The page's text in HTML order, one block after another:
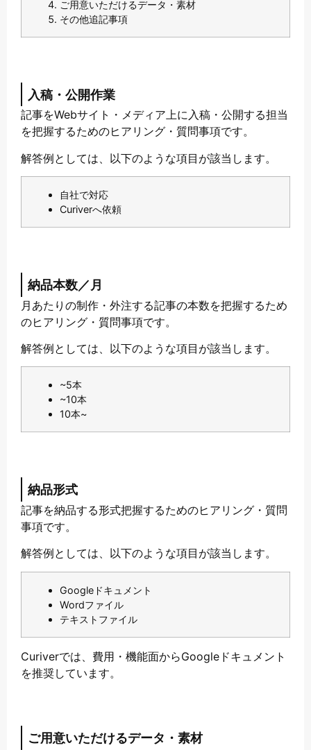
ご用意いただけるデータ・素材
その他追記事項
入稿・公開作業
記事をWebサイト・メディア上に入稿・公開する担当
を把握するためのヒアリング・質問事項です。
解答例としては、以下のような項目が該当します。
自社で対応
Curiverへ依頼
納品本数／月
月あたりの制作・外注する記事の本数を把握するため
のヒアリング・質問事項です。
解答例としては、以下のような項目が該当します。
~5本
~10本
10本~
納品形式
記事を納品する形式把握するためのヒアリング・質問
事項です。
解答例としては、以下のような項目が該当します。
Googleドキュメント
Wordファイル
テキストファイル
Curiverでは、費用・機能面からGoogleドキュメント
を推奨しています。
ご用意いただけるデータ・素材